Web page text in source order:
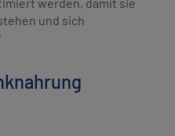
und sich